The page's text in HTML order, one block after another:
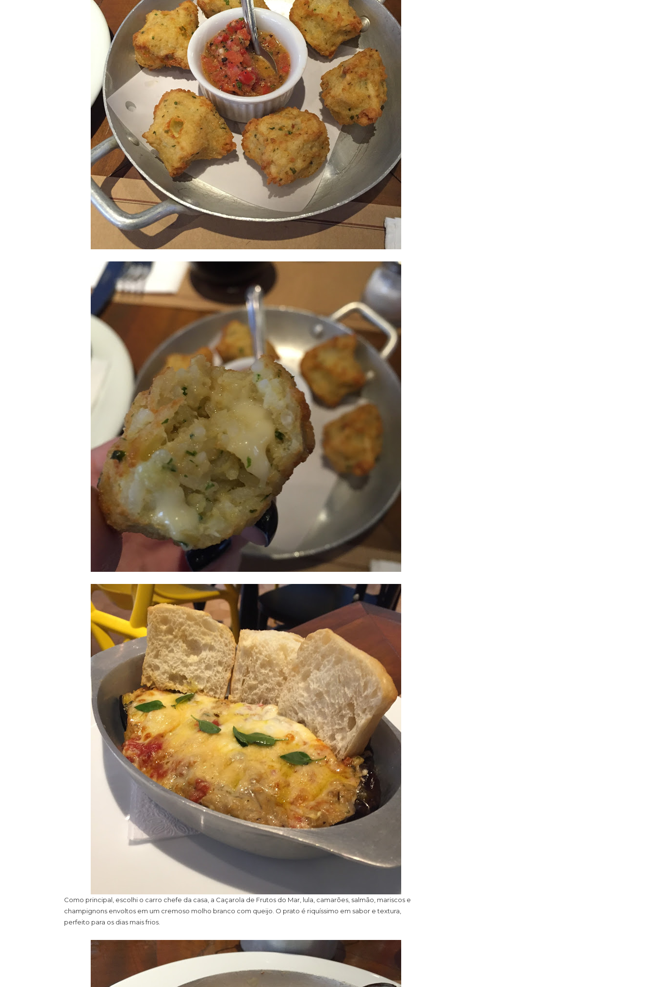
Como principal, escolhi o carro chefe da casa, a Caçarola de Frutos do Mar, lula, camarões, salmão, mariscos e
champignons envoltos em um cremoso molho branco com queijo. O prato é riquíssimo em sabor e textura,
perfeito para os dias mais frios.